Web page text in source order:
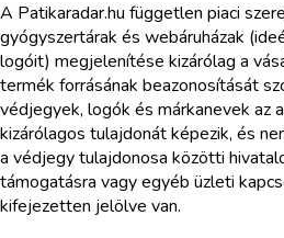
A Patikaradar.hu független piaci
gyógyszertárak és webáruházak
logóit) megjelenítése kizárólag a
termék forrásának beazonosítását
védjegyek, logók és márkanevek az
kizárólagos tulajdonát képezik, és
a védjegy tulajdonosa közötti
támogatásra vagy egyéb üzleti
kifejezetten jelölve van.